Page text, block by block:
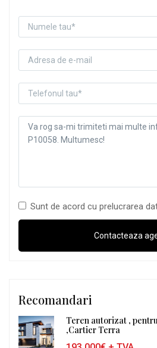
Sunt de acord cu prelucrarea
Recomandari
Teren autorizat ,
,Cartier Terra